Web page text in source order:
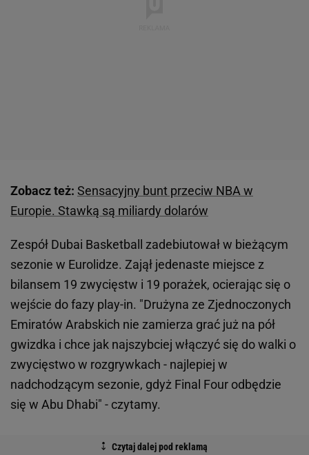
Zobacz też: Sensacyjny bunt przeciw NBA w
Europie. Stawką są miliardy dolarów
Zespół Dubai Basketball zadebiutował w bieżącym
sezonie w Eurolidze. Zajął jedenaste miejsce z
bilansem 19 zwycięstw i 19 porażek, ocierając się o
wejście do fazy play-in. "Drużyna ze Zjednoczonych
Emiratów Arabskich nie zamierza grać już na pół
gwizdka i chce jak najszybciej włączyć się do walki o
zwycięstwo w rozgrywkach - najlepiej w
nadchodzącym sezonie, gdyż Final Four odbędzie
się w Abu Dhabi" - czytamy.